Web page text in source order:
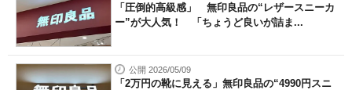
「圧倒的高級感」 無印良品の“レザースニーカ
ー”が大人気！ 「ちょうど良いが詰ま...
公開 2026/05/09
「2万円の靴に見える」無印良品の“4990円スニ